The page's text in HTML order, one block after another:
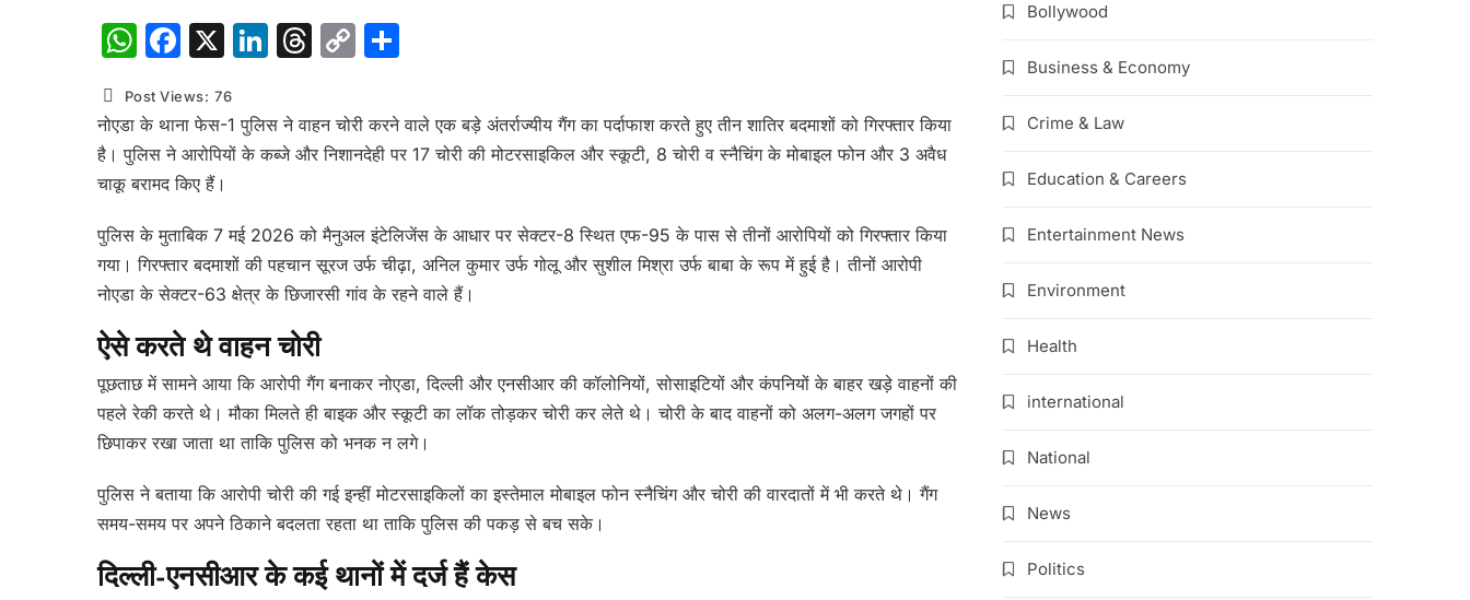
WhatsApp
Facebook
X LinkedIn
Threads
Copy
Post Views: 76
नोएडा के थाना फेस-1 पुलिस ने वाहन चोरी करने वाले एक बड़े अंतर्राज्यीय गैंग का पर्दाफाश करते हुए तीन शातिर बदमाशों को गिरफ्तार किया
है। पुलिस ने आरोपियों के कब्जे और निशानदेही पर 17 चोरी की मोटरसाइकिल और स्कूटी, 8 चोरी व स्नैचिंग के मोबाइल फोन और 3 अवैध
चाकू बरामद किए हैं।
पुलिस के मुताबिक 7 मई 2026 को मैनुअल इंटेलिजेंस के आधार पर सेक्टर-8 स्थित एफ-95 के पास से तीनों आरोपियों को गिरफ्तार किया
गया। गिरफ्तार बदमाशों की पहचान सूरज उर्फ चीढ़ा, अनिल कुमार उर्फ गोलू और सुशील मिश्रा उर्फ बाबा के रूप में हुई है। तीनों आरोपी
नोएडा के सेक्टर-63 क्षेत्र के छिजारसी गांव के रहने वाले हैं।
ऐसे करते थे वाहन चोरी
पूछताछ में सामने आया कि आरोपी गैंग बनाकर नोएडा, दिल्ली और एनसीआर की कॉलोनियों, सोसाइटियों और कंपनियों के बाहर खड़े वाहनों की
पहले रेकी करते थे। मौका मिलते ही बाइक और स्कूटी का लॉक तोड़कर चोरी कर लेते थे। चोरी के बाद वाहनों को अलग-अलग जगहों पर
छिपाकर रखा जाता था ताकि पुलिस को भनक न लगे।
पुलिस ने बताया कि आरोपी चोरी की गई इन्हीं मोटरसाइकिलों का इस्तेमाल मोबाइल फोन स्नैचिंग और चोरी की वारदातों में भी करते थे। गैंग
समय-समय पर अपने ठिकाने बदलता रहता था ताकि पुलिस की पकड़ से बच सके।
दिल्ली-एनसीआर के कई थानों में दर्ज हैं केस
Bollywood
Business & Economy
Crime & Law
Education & Careers
Entertainment News
Environment
Health
international
National
News
Politics